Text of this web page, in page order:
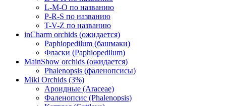
L-M-O по названию
P-R-S по названию
T-V-Z по названию
inCharm orchids (ожидается)
Paphiopedilum (башмаки)
Фласки (Paphiopedilum)
MainShow orchids (ожидается)
Phalenopsis (фаленопсисы)
Miki Orchids (3%)
Ароидные (Araceae)
Фаленопсис (Phalenopsis)